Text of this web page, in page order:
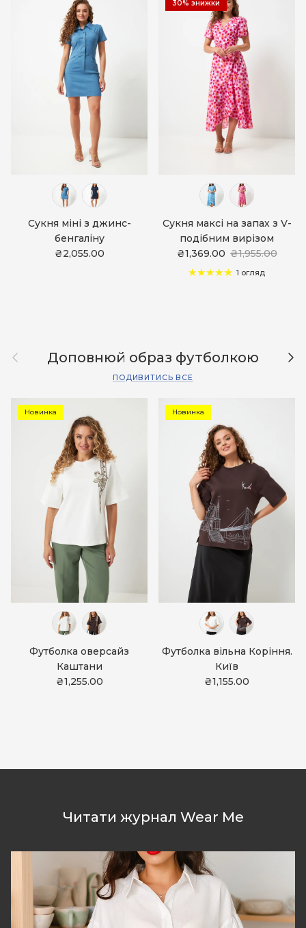
Сукня міні з джинс-
бенгаліну
₴2,055.00
30% знижки
Сукня максі на запах з V-
подібним вирізом
₴1,369.00 ₴1,955.00
1 огляд
Назад Доповнюй образ футболкою
ПОДИВИТИСЬ ВСЕ
Новинка
Футболка оверсайз
Каштани
₴1,255.00
Новинка
Футболка вільна Коріння.
Київ
₴1,155.00
Читати журнал Wear Me